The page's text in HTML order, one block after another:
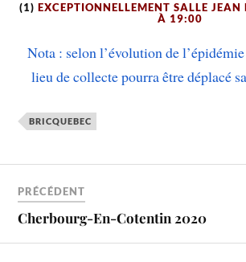
(1) EXCEPTIONNELLEMENT SALLE
À 19:00
Nota : selon l’évolution de
lieu de collecte pourra être déplacé
BRICQUEBEC
PRÉCÉDENT
Cherbourg-En-Cotentin 2020